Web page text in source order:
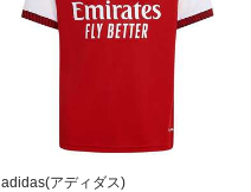
adidas(アディダス)